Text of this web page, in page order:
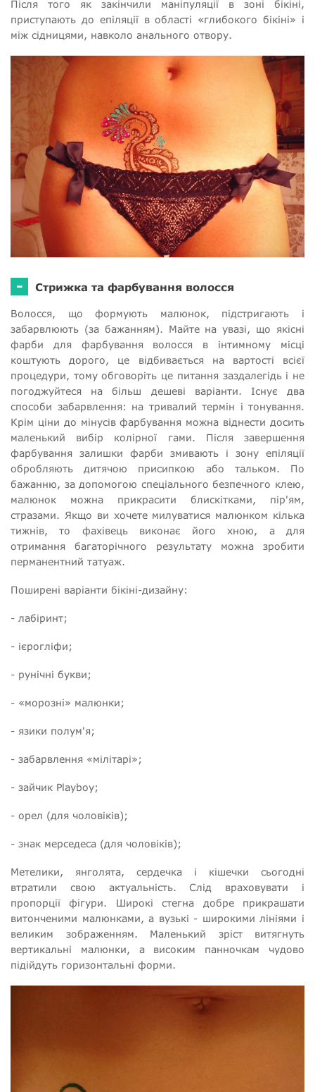
Після того як закінчили маніпуляції в зоні бікіні,
приступають до епіляції в області «глибокого бікіні» і
між сідницями, навколо анального отвору.
- Стрижка та фарбування волосся
Волосся, що формують малюнок, підстригають і
забарвлюють (за бажанням). Майте на увазі, що якісні
фарби для фарбування волосся в інтимному місці
коштують дорого, це відбивається на вартості всієї
процедури, тому обговоріть це питання заздалегідь і не
погоджуйтеся на більш дешеві варіанти. Існує два
способи забарвлення: на тривалий термін і тонування.
Крім ціни до мінусів фарбування можна віднести досить
маленький вибір колірної гами. Після завершення
фарбування залишки фарби змивають і зону епіляції
обробляють дитячою присипкою або тальком. По
бажанню, за допомогою спеціального безпечного клею,
малюнок можна прикрасити блискітками, пір'ям,
стразами. Якщо ви хочете милуватися малюнком кілька
тижнів, то фахівець виконає його хною, а для
отримання багаторічного результату можна зробити
перманентний татуаж.
Поширені варіанти бікіні-дизайну:
- лабіринт;
- ієрогліфи;
- рунічні букви;
- «морозні» малюнки;
- язики полум'я;
- забарвлення «мілітарі»;
- зайчик Playboy;
- орел (для чоловіків);
- знак мерседеса (для чоловіків);
Метелики, янголята, сердечка і кішечки сьогодні
втратили свою актуальність. Слід враховувати і
пропорції фігури. Широкі стегна добре прикрашати
витонченими малюнками, а вузькі - широкими лініями і
великим зображенням. Маленький зріст витягнуть
вертикальні малюнки, а високим панночкам чудово
підійдуть горизонтальні форми.